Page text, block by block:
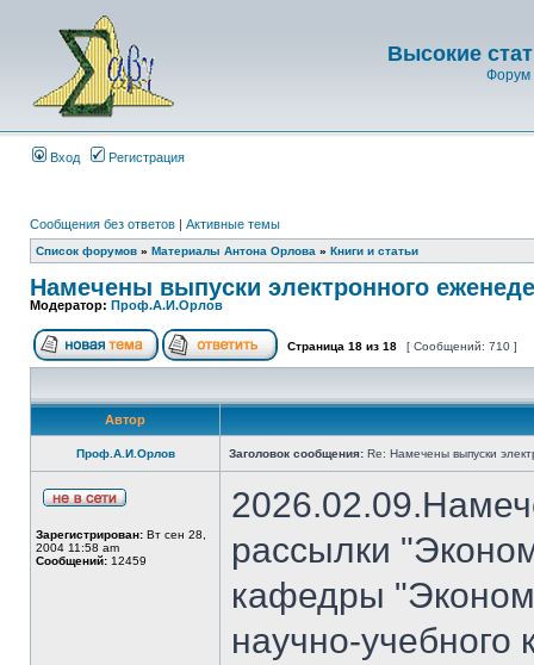
Высокие
Форум
Вход Регистрация
Сообщения без ответов | Активные темы
Список форумов » Материалы Антона Орлова » Книги и статьи
Намечены выпуски электронного
Модератор: Проф.А.И.Орлов
Страница 18 из 18 [ Сообщений: 710 ]
Автор
Проф.А.И.Орлов Заголовок сообщения: Re: Намечены выпуски
Зарегистрирован: Вт сен 28,
2004 11:58 am
Сообщений: 12459
рассылки
кафедры
научно-